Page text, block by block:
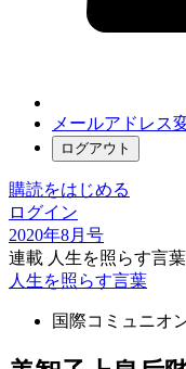
メールアドレス
ログアウト
購読をはじめる
ログイン
2020年8月号
連載 人生を照らす言葉
人生を照らす言葉
国際コミュニオ